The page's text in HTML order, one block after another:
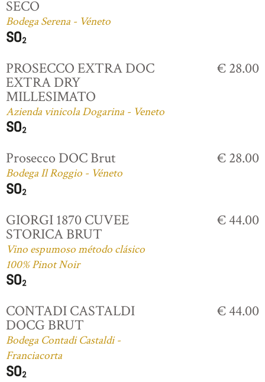
SECO
Bodega Serena - Véneto
PROSECCO EXTRA DOC
EXTRA DRY
MILLESIMATO
Azienda vinicola Dogarina - Veneto
€ 28.00
Prosecco DOC Brut
Bodega Il Roggio - Véneto
€ 28.00
GIORGI 1870 CUVEE
STORICA BRUT
Vino espumoso método clásico
100% Pinot Noir
€ 44.00
CONTADI CASTALDI
DOCG BRUT
Bodega Contadi Castaldi -
Franciacorta
€ 44.00